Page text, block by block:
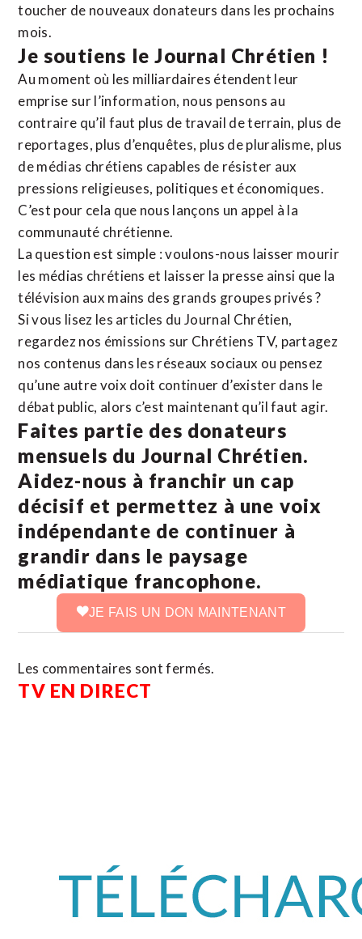
toucher de nouveaux donateurs dans les prochains
mois.
Je soutiens le Journal Chrétien !
Au moment où les milliardaires étendent leur
emprise sur l’information, nous pensons au
contraire qu’il faut plus de travail de terrain, plus de
reportages, plus d’enquêtes, plus de pluralisme, plus
de médias chrétiens capables de résister aux
pressions religieuses, politiques et économiques.
C’est pour cela que nous lançons un appel à la
communauté chrétienne.
La question est simple : voulons-nous laisser mourir
les médias chrétiens et laisser la presse ainsi que la
télévision aux mains des grands groupes privés ?
Si vous lisez les articles du Journal Chrétien,
regardez nos émissions sur Chrétiens TV, partagez
nos contenus dans les réseaux sociaux ou pensez
qu’une autre voix doit continuer d’exister dans le
débat public, alors c’est maintenant qu’il faut agir.
Faites partie des donateurs
mensuels du Journal Chrétien.
Aidez-nous à franchir un cap
décisif et permettez à une voix
indépendante de continuer à
grandir dans le paysage
médiatique francophone.
JE FAIS UN DON MAINTENANT
Les commentaires sont fermés.
TV EN DIRECT